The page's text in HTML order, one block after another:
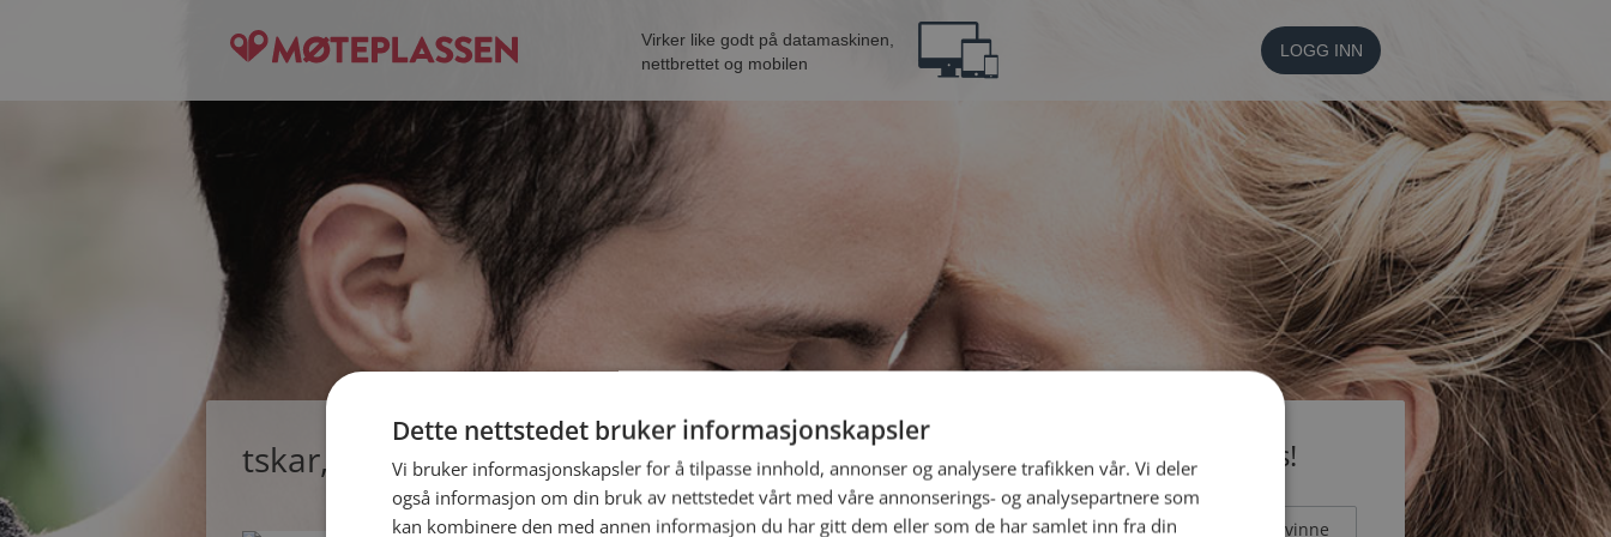
Virker like godt på datamaskinen,
nettbrettet og mobilen
LOGG INN
tskar, single kvinne fra Nome Bli medlem gratis!
Jeg er en: Mann Kvinne
Dette nettstedet bruker informasjonskapsler
Vi bruker informasjonskapsler for å tilpasse innhold, annonser og analysere trafikken vår. Vi deler
også informasjon om din bruk av nettstedet vårt med våre annonserings- og analysepartnere som
kan kombinere den med annen informasjon du har gitt dem eller som de har samlet inn fra din